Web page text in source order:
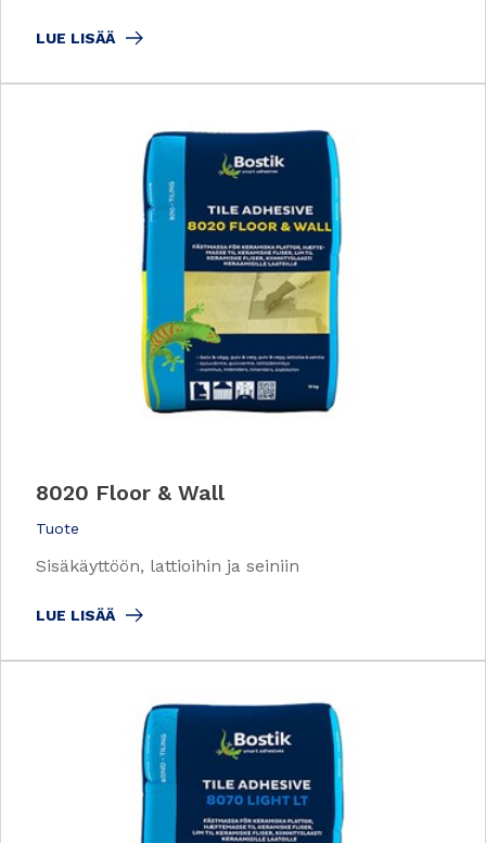
LUE LISÄÄ
8020 Floor & Wall
Tuote
Sisäkäyttöön, lattioihin ja seiniin
LUE LISÄÄ